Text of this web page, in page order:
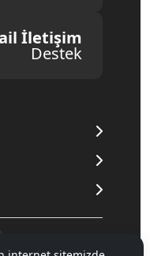
İletişim
Destek